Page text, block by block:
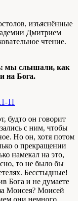
изъяснённые
Дмитрием
чтение.
мы слышали, как
на Бога.
11
будто он говорит
с ним, чтобы
Но он, хотя потом
о прекращении
на­мекал на это,
то не было бы
Бесстыдные!
Бога и не думаете
Моисея? Моисей